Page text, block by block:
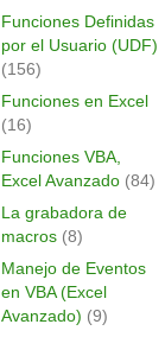
Funciones Definidas
por el Usuario (UDF)
(156)
Funciones en Excel
(16)
Funciones VBA,
Excel Avanzado(84)
La grabadora de
macros(8)
Manejo de Eventos
en VBA (Excel
Avanzado) (9)